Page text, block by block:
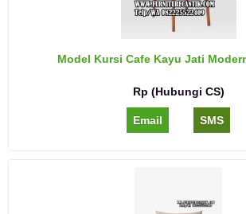
Model Kursi Cafe Kayu Jati
Rp (Hubungi CS)
Email SMS